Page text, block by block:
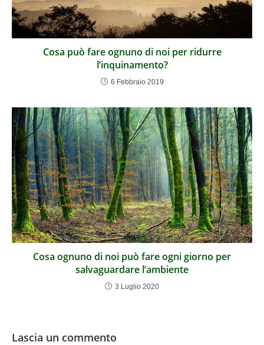
Cosa può fare ognuno di noi per ridurre
l’inquinamento?
6 Febbraio 2019
Cosa ognuno di noi può fare ogni giorno per
salvaguardare l’ambiente
3 Luglio 2020
Lascia un commento